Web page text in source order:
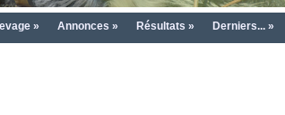
» Annonces » Résultats » Derniers... »